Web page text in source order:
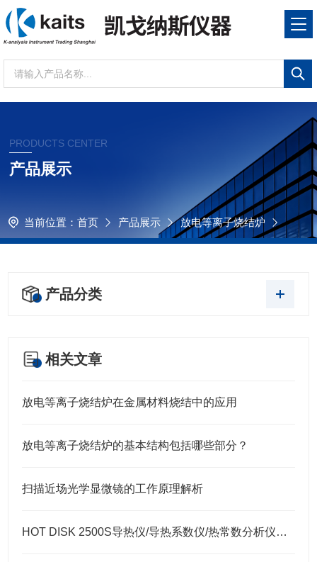
PRODUCTS CENTER
产品展示
当前位置： 首页 产品展示 放电等离子烧结炉
产品分类
相关文章
放电等离子烧结炉在金属材料烧结中的应用
放电等离子烧结炉的基本结构包括哪些部分？
扫描近场光学显微镜的工作原理解析
HOT DISK 2500S导热仪/导热系数仪/热常数分析仪介绍